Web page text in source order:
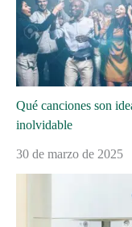
Qué canciones son
inolvidable
30 de marzo de 2025